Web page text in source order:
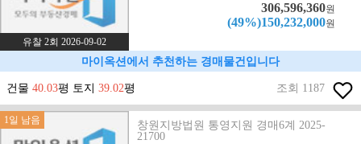
유찰 2회 2026-09-02
306,596,360원
(49%)150,232,000원
마이옥션에서 추천하는 경매물건입니다
건물 40.03평 토지 39.02평 조회 1187
1일 남음
창원지방법원 통영지원 경매6계 2025-
21700